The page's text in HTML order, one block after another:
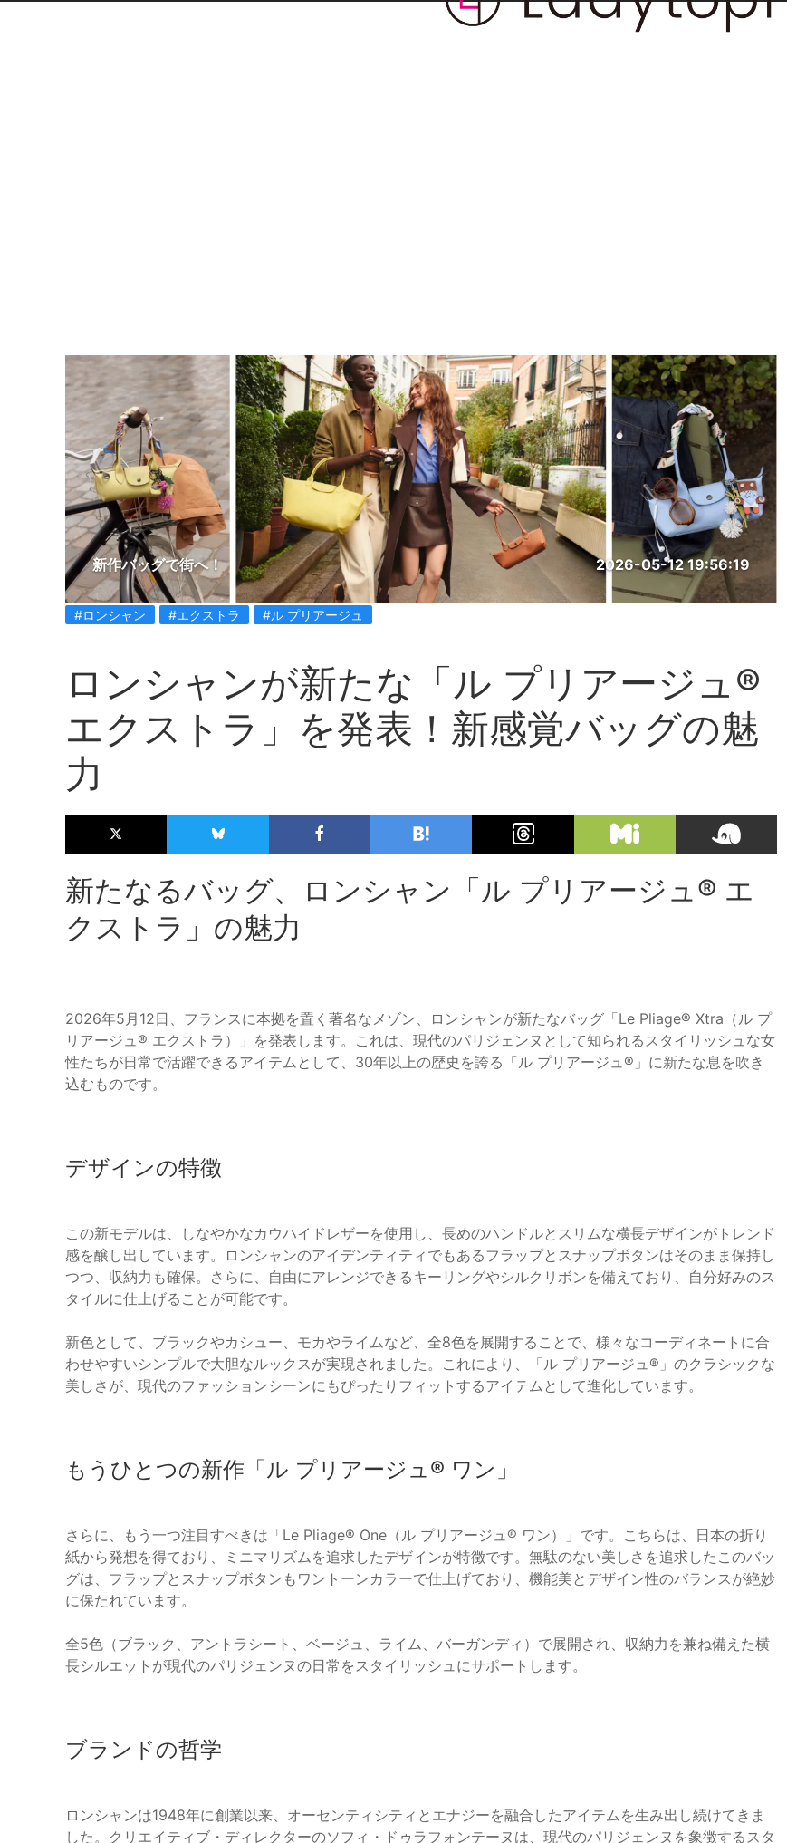
新作バッグで街へ！ 2026-05-12 19:56:19
#ロンシャン #エクストラ #ル プリアージュ
ロンシャンが新たな「ル プリアージュ®
エクストラ」を発表！新感覚バッグの魅
力
新たなるバッグ、ロンシャン「ル プリアージュ® エ
クストラ」の魅力
2026年5月12日、フランスに本拠を置く著名なメゾン、ロンシャンが新たなバッグ「Le Pliage® Xtra（ル プ
リアージュ® エクストラ）」を発表します。これは、現代のパリジェンヌとして知られるスタイリッシュな女
性たちが日常で活躍できるアイテムとして、30年以上の歴史を誇る「ル プリアージュ®」に新たな息を吹き
込むものです。
デザインの特徴
この新モデルは、しなやかなカウハイドレザーを使用し、長めのハンドルとスリムな横長デザインがトレンド
感を醸し出しています。ロンシャンのアイデンティティでもあるフラップとスナップボタンはそのまま保持し
つつ、収納力も確保。さらに、自由にアレンジできるキーリングやシルクリボンを備えており、自分好みのス
タイルに仕上げることが可能です。
新色として、ブラックやカシュー、モカやライムなど、全8色を展開することで、様々なコーディネートに合
わせやすいシンプルで大胆なルックスが実現されました。これにより、「ル プリアージュ®」のクラシックな
美しさが、現代のファッションシーンにもぴったりフィットするアイテムとして進化しています。
もうひとつの新作「ル プリアージュ® ワン」
さらに、もう一つ注目すべきは「Le Pliage® One（ル プリアージュ® ワン）」です。こちらは、日本の折り
紙から発想を得ており、ミニマリズムを追求したデザインが特徴です。無駄のない美しさを追求したこのバッ
グは、フラップとスナップボタンもワントーンカラーで仕上げており、機能美とデザイン性のバランスが絶妙
に保たれています。
全5色（ブラック、アントラシート、ベージュ、ライム、バーガンディ）で展開され、収納力を兼ね備えた横
長シルエットが現代のパリジェンヌの日常をスタイリッシュにサポートします。
ブランドの哲学
ロンシャンは1948年に創業以来、オーセンティシティとエナジーを融合したアイテムを生み出し続けてきま
した。クリエイティブ・ディレクターのソフィ・ドゥラフォンテーヌは、現代のパリジェンヌを象徴するスタ